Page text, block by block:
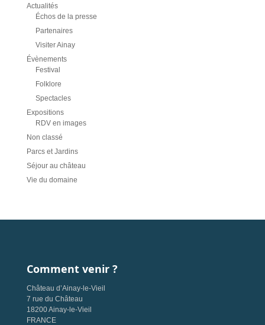
Actualités
Échos de la presse
Partenaires
Visiter Ainay
Évènements
Festival
Folklore
Spectacles
Expositions
RDV en images
Non classé
Parcs et Jardins
Séjour au château
Vie du domaine
Comment venir ?
Château d’Ainay-le-Vieil
7 rue du Château
18200 Ainay-le-Vieil
FRANCE